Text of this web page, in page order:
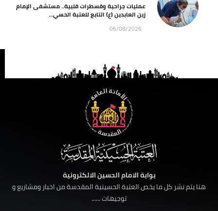
عمليات جراحية وقسطرات قلبية.. مستشفى الإمام
زين العابدين (ع) التابع للعتبة الحسي...
06/08/2026
بوابة الامام الحسين الالكترونية
هنا يتم نشر كل ما يخص العتبة الحسينية المقدسة من اخبار ومشاريع و
توجيهات ......